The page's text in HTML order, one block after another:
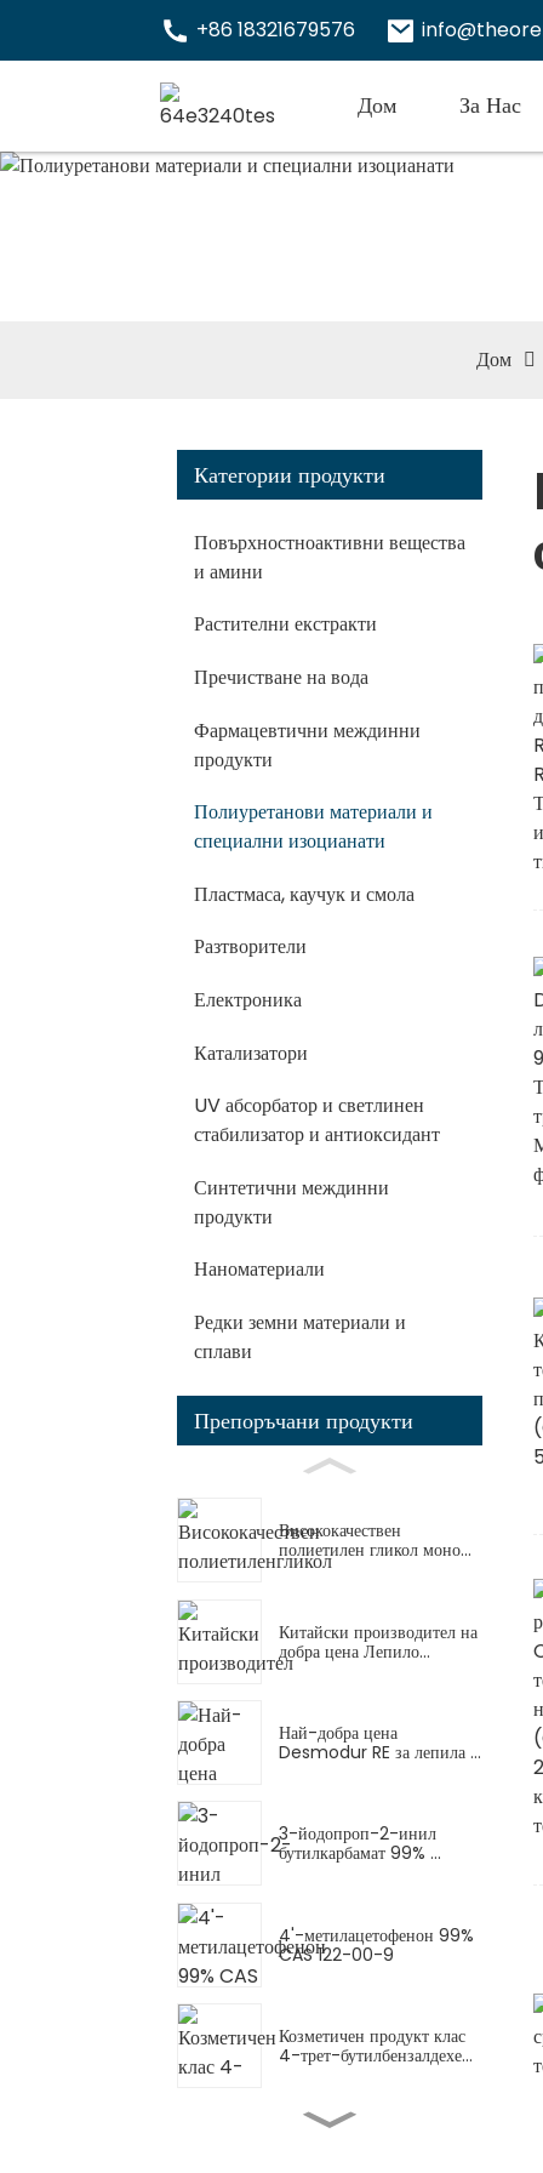
+86 18321679576
Дом За Нас
Дом
Категории продукти
Повърхностноактивни вещества
и амини
Растителни екстракти
Пречистване на вода
Фармацевтични междинни
продукти
Полиуретанови материали и
специални изоцианати
Пластмаса, каучук и смола
Разтворители
Електроника
Катализатори
UV абсорбатор и светлинен
стабилизатор и антиоксидант
Синтетични междинни
продукти
Наноматериали
Редки земни материали и
сплави
Препоръчани продукти
Висококачествен
полиетилен гликол моно...
Китайски производител на
добра цена Лепило...
Най-добра цена
Desmodur RE за лепила ...
3-йодопроп-2-инил
бутилкарбамат 99% ...
4'-метилацетофенон 99%
CAS 122-00-9
Козметичен продукт клас
4-трет-бутилбензалдехе...